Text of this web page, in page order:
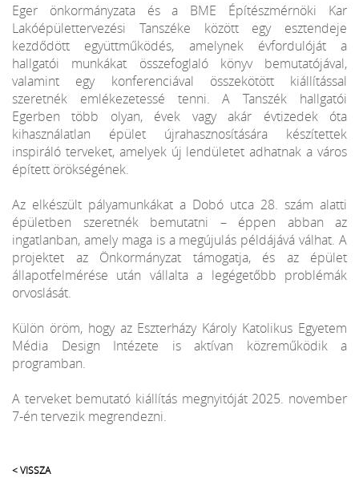
Eger önkormányzata és a BME Építészmérnöki Kar
Lakóépülettervezési Tanszéke között egy esztendeje
kezdődött együttműködés, amelynek évfordulóját a
hallgatói munkákat összefoglaló könyv bemutatójával,
valamint egy konferenciával összekötött kiállítással
szeretnék emlékezetessé tenni. A Tanszék hallgatói
Egerben több olyan, évek vagy akár évtizedek óta
kihasználatlan épület újrahasznosítására készítettek
inspiráló terveket, amelyek új lendületet adhatnak a város
épített örökségének.
Az elkészült pályamunkákat a Dobó utca 28. szám alatti
épületben szeretnék bemutatni – éppen abban az
ingatlanban, amely maga is a megújulás példájává válhat. A
projektet az Önkormányzat támogatja, és az épület
állapotfelmérése után vállalta a legégetőbb problémák
orvoslását.
Külön öröm, hogy az Eszterházy Károly Katolikus Egyetem
Média Design Intézete is aktívan közreműködik a
programban.
A terveket bemutató kiállítás megnyitóját 2025. november
7-én tervezik megrendezni.
< VISSZA